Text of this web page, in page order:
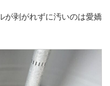
が剥がれずに汚いのは愛嬌